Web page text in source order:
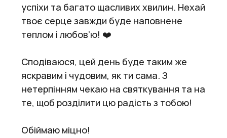
успіхи та багато щасливих хвилин. Нехай
твоє серце завжди буде наповнене
теплом і любов’ю! ❤️
Сподіваюся, цей день буде таким же
яскравим і чудовим, як ти сама. З
нетерпінням чекаю на святкування та на
те, щоб розділити цю радість з тобою!
Обіймаю міцно!